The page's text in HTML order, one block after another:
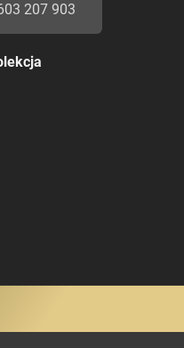
207 903